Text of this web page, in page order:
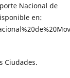
Nacional de
en:
Ciudades.